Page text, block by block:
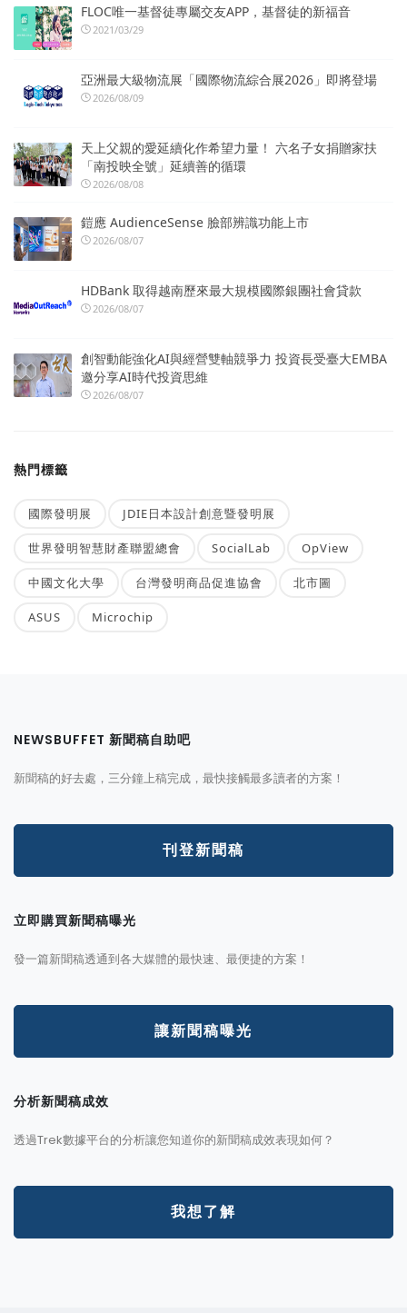
FLOC唯一基督徒專屬交友APP，基督徒的新福音
2021/03/29
亞洲最大級物流展「國際物流綜合展2026」即將登場
2026/08/09
天上父親的愛延續化作希望力量！ 六名子女捐贈家扶
「南投映全號」延續善的循環
2026/08/08
鎧應 AudienceSense 臉部辨識功能上市
2026/08/07
HDBank 取得越南歷來最大規模國際銀團社會貸款
2026/08/07
創智動能強化AI與經營雙軸競爭力 投資長受臺大EMBA
邀分享AI時代投資思維
2026/08/07
熱門標籤
國際發明展 JDIE日本設計創意暨發明展
世界發明智慧財產聯盟總會 SocialLab OpView
中國文化大學 台灣發明商品促進協會 北市圖
ASUS Microchip
NEWSBUFFET 新聞稿自助吧
新聞稿的好去處，三分鐘上稿完成，最快接觸最多讀者的方案！
刊登新聞稿
立即購買新聞稿曝光
發一篇新聞稿透通到各大媒體的最快速、最便捷的方案！
讓新聞稿曝光
分析新聞稿成效
透過Trek數據平台的分析讓您知道你的新聞稿成效表現如何？
我想了解